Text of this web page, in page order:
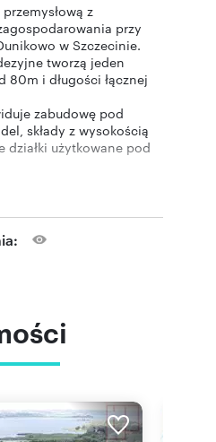
z
przy
w Szczecinie.
tworzą jeden
80m i długości łącznej
zabudowę pod
składy z wysokością
działki użytkowane pod
jak i w stronę
Przy działkach prąd,
Działki położone
bezpośrednio
do
Nasze biura
gwarantują wysoki